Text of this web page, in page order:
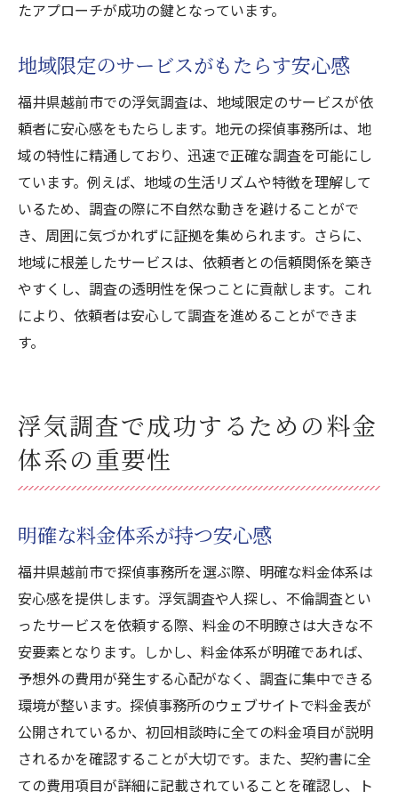
たアプローチが成功の鍵となっています。
地域限定のサービスがもたらす安心感
福井県越前市での浮気調査は、地域限定のサービスが依
頼者に安心感をもたらします。地元の探偵事務所は、地
域の特性に精通しており、迅速で正確な調査を可能にし
ています。例えば、地域の生活リズムや特徴を理解して
いるため、調査の際に不自然な動きを避けることがで
き、周囲に気づかれずに証拠を集められます。さらに、
地域に根差したサービスは、依頼者との信頼関係を築き
やすくし、調査の透明性を保つことに貢献します。これ
により、依頼者は安心して調査を進めることができま
す。
浮気調査で成功するための料金
体系の重要性
明確な料金体系が持つ安心感
福井県越前市で探偵事務所を選ぶ際、明確な料金体系は
安心感を提供します。浮気調査や人探し、不倫調査とい
ったサービスを依頼する際、料金の不明瞭さは大きな不
安要素となります。しかし、料金体系が明確であれば、
予想外の費用が発生する心配がなく、調査に集中できる
環境が整います。探偵事務所のウェブサイトで料金表が
公開されているか、初回相談時に全ての料金項目が説明
されるかを確認することが大切です。また、契約書に全
ての費用項目が詳細に記載されていることを確認し、ト